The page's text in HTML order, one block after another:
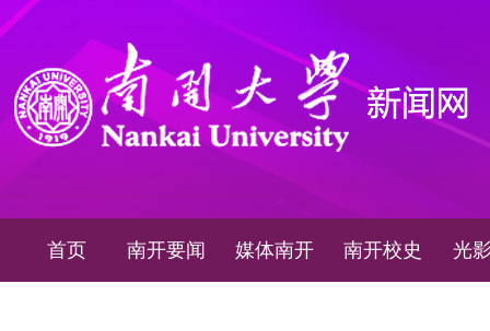
首页 南开要闻 媒体南开 南开校史 光